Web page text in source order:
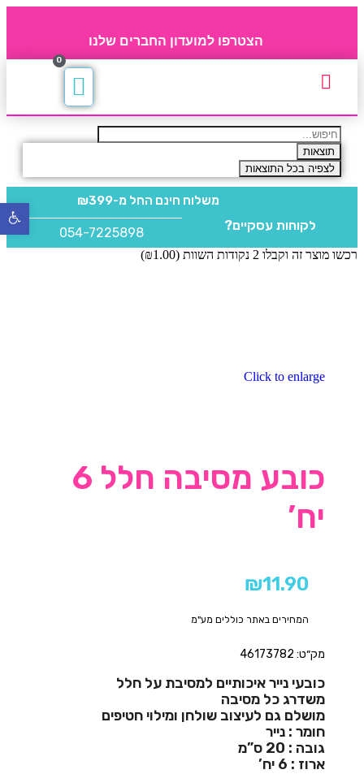
הצטרפו למועדון החברים שלנו
0
תוצאות
לצפיה בכל התוצאות
משלוח חינם החל מ-₪399
לקוחות עסקיים? 054-7225898
רכשו מוצר זה וקבלו 2 נקודות השוות ( ₪1.00
)
Click to enlarge
כובע מסיבה חלל 6
יח’
₪11.90
המחירים באתר כוללים מע"מ
מק״ט: 46173782
כובעי נייר איכותיים למסיבת על חלל
משדרג כל מסיבה
מושלם גם לעיצוב שולחן ומילוי חטיפים
חומר : נייר
גובה : 20 ס”מ
ארוז : 6 יח’
פתח